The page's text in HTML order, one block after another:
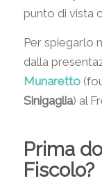
punto di vista
Per spiegarlo
dalla
Munaretto
Sinigaglia) al
Prima
Fiscolo?